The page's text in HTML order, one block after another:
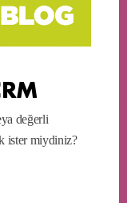
değerli
ister miydiniz?